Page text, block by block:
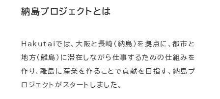
納島プロジェクトとは
Hakutaiでは、大阪と長崎（納島）を拠点に、都市と
地方（離島）に滞在しながら仕事するための仕組みを
作り、離島に産業を作ることで貢献を目指す、納島プ
ロジェクトがスタートしました。